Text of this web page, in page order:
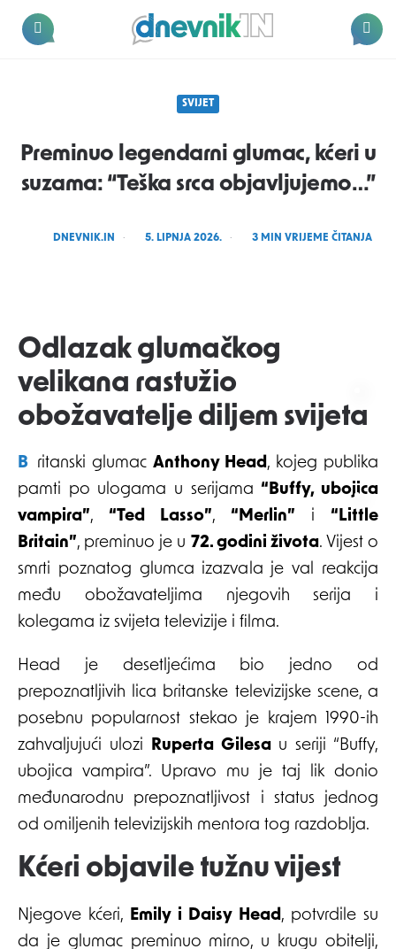
Dnevnik.in
SVIJET
Preminuo legendarni glumac, kćeri u
suzama: “Teška srca objavljujemo…”
POSTED
DNEVNIK.IN 5. LIPNJA 2026. 3 MIN VRIJEME ČITANJA
Odlazak glumačkog
velikana rastužio
obožavatelje diljem svijeta
Britanski glumac Anthony Head, kojeg publika
pamti po ulogama u serijama“Buffy, ubojica
vampira”, “Ted Lasso”, “Merlin” i “Little
Britain”, preminuo je u 72. godini života. Vijest o
smrti poznatog glumca izazvala je val reakcija
među obožavateljima njegovih serija i
kolegama iz svijeta televizije i filma.
Head je desetljećima bio jedno od
prepoznatljivih lica britanske televizijske scene, a
posebnu popularnost stekao je krajem 1990-ih
zahvaljujući ulozi Ruperta Gilesau seriji “Buffy,
ubojica vampira”. Upravo mu je taj lik donio
međunarodnu prepoznatljivost i status jednog
od omiljenih televizijskih mentora tog razdoblja.
Kćeri objavile tužnu vijest
Njegove kćeri, Emily i Daisy Head, potvrdile su
da je glumac preminuo mirno, u krugu obitelji,